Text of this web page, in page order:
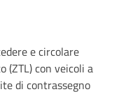
e circolare
con veicoli a
di contrassegno